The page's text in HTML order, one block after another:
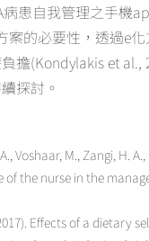
患自我管理之手機
案的必要性，透過e
擔(Kondylakis et
探討。
Voshaar, M., Zangi, H.
of the nurse in the
Effects of a